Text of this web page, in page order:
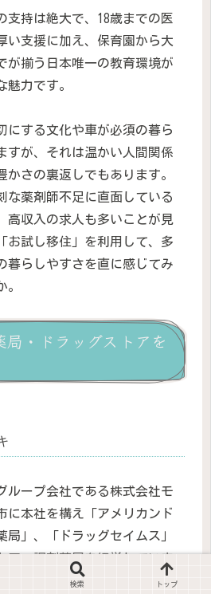
支持は絶大で、18歳までの医
い支援に加え、保育園から大
が揃う日本唯一の教育環境が
魅力です。
にする文化や車が必須の暮ら
すが、それは温かい人間関係
かさの裏返しでもあります。
な薬剤師不足に直面している
高収入の求人も多いことが見
お試し移住」を利用して、多
暮らしやすさを直に感じてみ
。
局・ドラッグストアを
ループ会社である株式会社モ
に本社を構え「アメリカンド
局」、「ドラッグセイムス」
ア、調剤薬局を経営していま
上、全国170店舗以上を展開し
検索 トップ